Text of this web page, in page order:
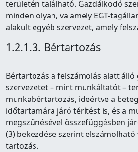
területén található. Gazdálkodó
minden olyan, valamely EGT-
alakult egyéb szervezet, amely
1.2.1.3. Bértartozás
Bértartozás a felszámolás alatt álló
szervezetet – mint munkáltatót –
munkabértartozás, ideértve a
időtartamára járó térítést is, és a
megszűnésével összefüggésben
(3) bekezdése szerint
tartozás.